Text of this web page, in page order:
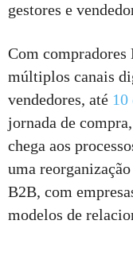
gestores e
Com
múltiplos canais
vendedores, até
jornada de
chega aos
uma
B2B, com
modelos de